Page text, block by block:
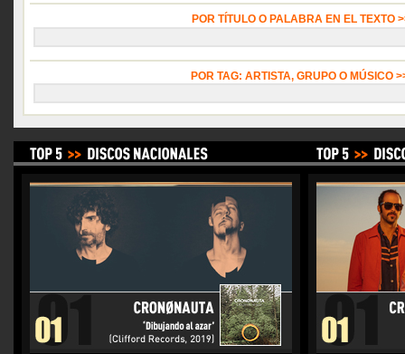
POR TÍTULO O PALABRA EN EL TEXTO
POR TAG: ARTISTA, GRUPO O MÚSICO